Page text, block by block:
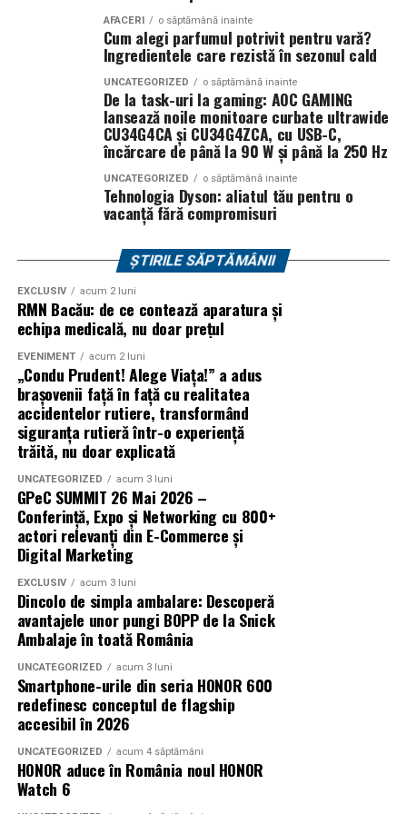
Despre Rotaract
Rotaract este o organizație internațională dedicată
tinerilor cu vârste de peste 18 ani, care dezvoltă
proiecte de voluntariat, educație, leadership și implicare
comunitară. Parte a familiei Rotary International,
Rotaract reunește tineri profesioniști și studenți care își
propun să genereze schimbări pozitive în comunitățile
din care fac parte, prin inițiative sociale, educaționale,
BVON.ro
, regizorulPaul Decu și actoriiSergiu
Costache, Azaleea Necula și Oana Ghermanvor
ajunge la cinematografulInspire VIP Electroputere
Mall pe 16 februarie de la ora 18:00
Vlad Gherman, Oana Gherman și Ioana
vin la întâlnirea cu publicul dinCinema City
Vivo! Pitești pe 17 februarie, de la 18:30și vor
participa la o discuție după proiecție, alături de
Paul Decu.
Caravana„În pielea mea”ajunge laCinema City
Shopping City Ploiești, pe 18 februarie,
proiecția specială introdusă de regizorul
alături de actorii Ioana State, Vlad și Oana Gherman,
Azaleea Necula și Gabriel Vatavu.
O comedie actuală și spumoasă, filmul
mea”este distribuit de T.R.I.B.E. Films.
TRAILER:https://bit.ly/InPieleaMea
Site oficial:inpieleamea.ro
Mai multe detalii, imagini de la filmări, fragmente din
film, declarații din partea actorilor și informații despre
concursuri sunt disponibile pe paginile social media ale
filmului deFacebook
Adrian Pădurețu semnează imaginea filmului. De sunet
s-a ocupat Bogdan Ivanovici, de scenografie Anca
Miron, iar de costume Francisca Vass.
„În Pielea Mea”este un film produs de: CB MOTION
PICTURES.
Producător asociat: MAGNETIC MEDIA PRODUCTIONS
Producător: Claudiu Boboc
AFACERI o săptămână inainte
Cum alegi parfumul potrivit pentru vară?
Ingredientele care rezistă în sezonul cald
UNCATEGORIZED o săptămână inainte
De la task-uri la gaming: AOC GAMING
lansează noile monitoare curbate ultrawide
CU34G4CA și CU34G4ZCA, cu USB-C,
încărcare de până la 90 W și până la 250 Hz
UNCATEGORIZED o săptămână inainte
Tehnologia Dyson: aliatul tău pentru o
vacanță fără compromisuri
ȘTIRILE SĂPTĂMÂNII
EXCLUSIV acum 2 luni
RMN Bacău: de ce contează aparatura și
echipa medicală, nu doar prețul
EVENIMENT acum 2 luni
„Condu Prudent! Alege Viața!” a adus
brașovenii față în față cu realitatea
accidentelor rutiere, transformând
siguranța rutieră într-o experiență
trăită, nu doar explicată
UNCATEGORIZED acum 3 luni
GPeC SUMMIT 26 Mai 2026 –
Conferință, Expo și Networking cu 800+
actori relevanți din E-Commerce și
Digital Marketing
EXCLUSIV acum 3 luni
Dincolo de simpla ambalare: Descoperă
avantajele unor pungi BOPP de la Snick
Ambalaje în toată România
UNCATEGORIZED acum 3 luni
Smartphone-urile din seria HONOR 600
redefinesc conceptul de flagship
accesibil în 2026
UNCATEGORIZED acum 4 săptămâni
HONOR aduce în România noul HONOR
Watch 6